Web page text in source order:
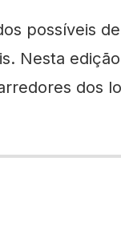
possíveis
Nesta
dos